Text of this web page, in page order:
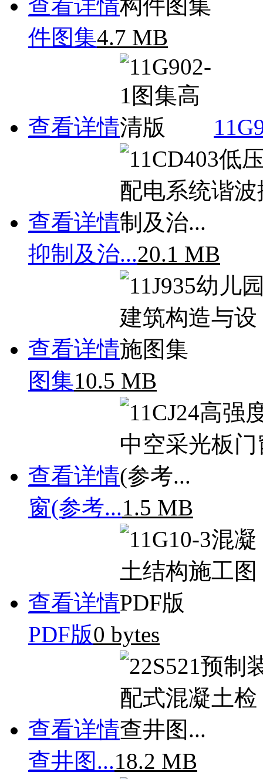
查看详情
件图集4.7 MB
查看详情
查看详情
抑制及治...20.1 MB
查看详情
图集10.5 MB
查看详情
窗(参考...1.5 MB
查看详情
PDF版0 bytes
查看详情
查井图...18.2 MB